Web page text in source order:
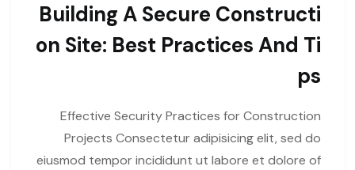
Building A Secure Constructi
On Site: Best Practices And Ti
Ps
Effective Security Practices for Construction
Projects Consectetur adipisicing elit, sed do
eiusmod tempor incididunt ut labore et dolore of